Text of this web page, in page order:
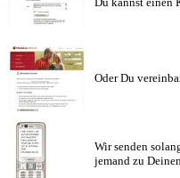
Oder Du
Wir senden
jemand zu